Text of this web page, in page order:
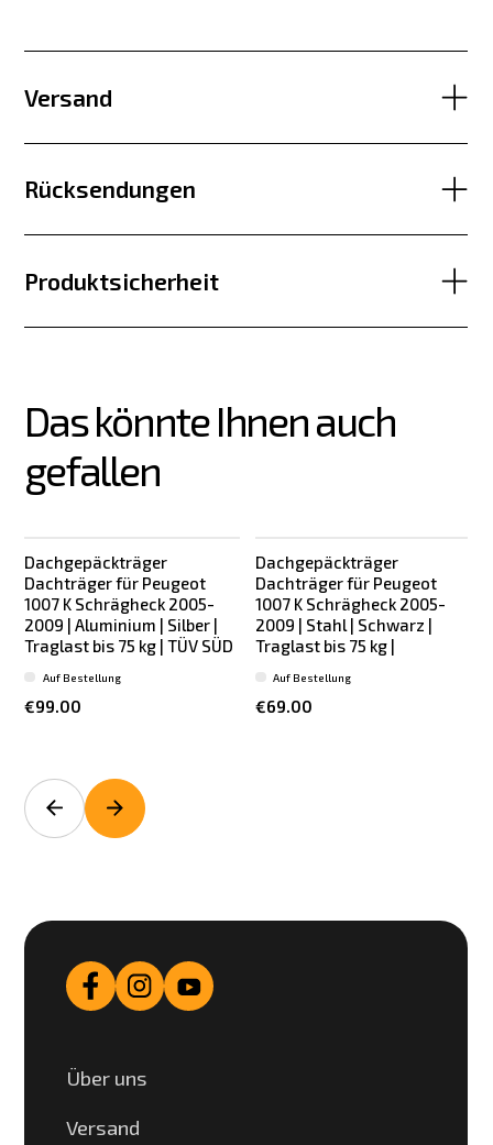
Versand
Rücksendungen
Produktsicherheit
Das könnte Ihnen auch
gefallen
Dachgepäckträger
Dachträger für Peugeot
1007 K Schrägheck 2005-
2009 | Aluminium | Silber |
Traglast bis 75 kg | TÜV SÜD
€99.00
Auf Bestellung
Dachgepäckträger
Dachträger für Peugeot
1007 K Schrägheck 2005-
2009 | Stahl | Schwarz |
Traglast bis 75 kg |
€69.00
Auf Bestellung
Über uns
Versand